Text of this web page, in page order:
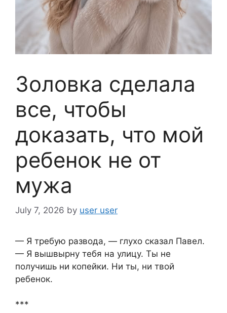
Золовка сделала
все, чтобы
доказать, что мой
ребенок не от
мужа
July 7, 2026 by user user
— Я требую развода, — глухо сказал Павел.
— Я вышвырну тебя на улицу. Ты не
получишь ни копейки. Ни ты, ни твой
ребенок.
***